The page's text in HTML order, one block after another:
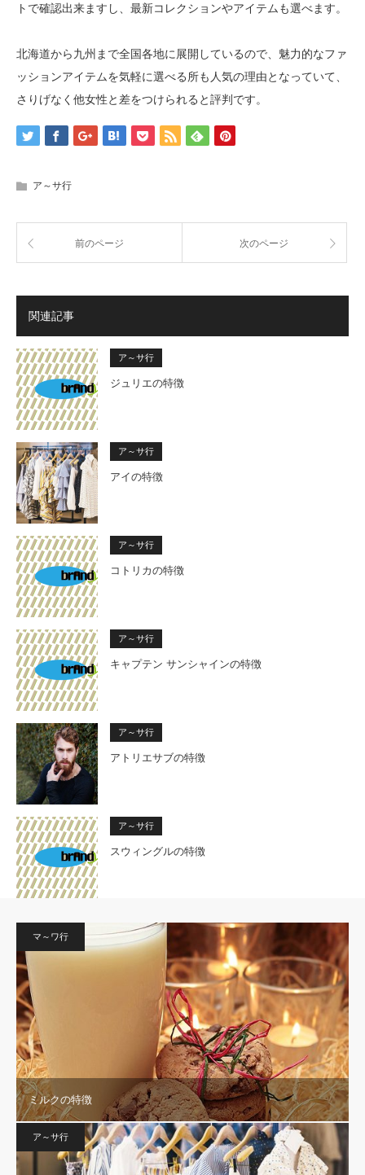
トで確認出来ますし、最新コレクションやアイテムも選べます。
北海道から九州まで全国各地に展開しているので、魅力的なファ
ッションアイテムを気軽に選べる所も人気の理由となっていて、
さりげなく他女性と差をつけられると評判です。
ア～サ行
前のページ 次のページ
関連記事
ア～サ行
ジュリエの特徴
ア～サ行
アイの特徴
ア～サ行
コトリカの特徴
ア～サ行
キャプテン サンシャインの特徴
ア～サ行
アトリエサブの特徴
ア～サ行
スウィングルの特徴
マ～ワ行
ミルクの特徴
ア～サ行